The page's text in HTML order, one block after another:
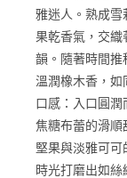
雅迷人。熟成雪
果乾香氣，交織
韻。隨著時間推
溫潤橡木香，如
口感： 入口圓
焦糖布蕾的滑順
堅果與淡雅可
時光打磨出如